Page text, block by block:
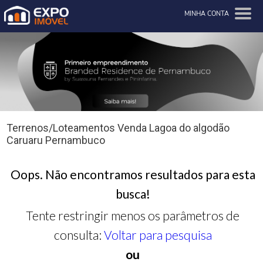
MINHA CONTA
Terrenos/Loteamentos Venda Lagoa do algodão
Caruaru Pernambuco
Oops. Não encontramos resultados para esta
busca!
Tente restringir menos os parâmetros de
consulta: Voltar para pesquisa
ou